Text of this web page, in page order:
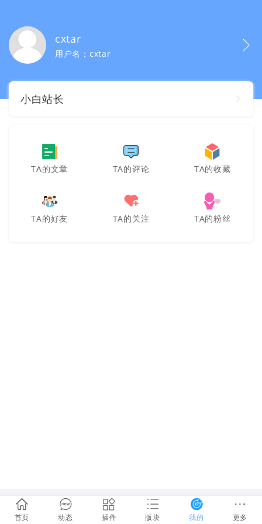
首页 动态 插件 版块 我的 更多
cxtar
用户名：cxtar
小白站长
TA的文章 TA的评论 TA的收藏
TA的好友 TA的关注 TA的粉丝